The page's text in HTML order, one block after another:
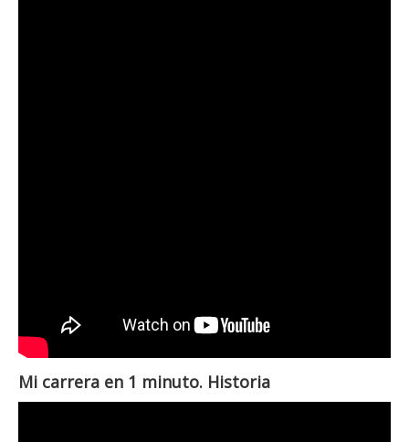
Mi carrera en 1 minuto. Historia